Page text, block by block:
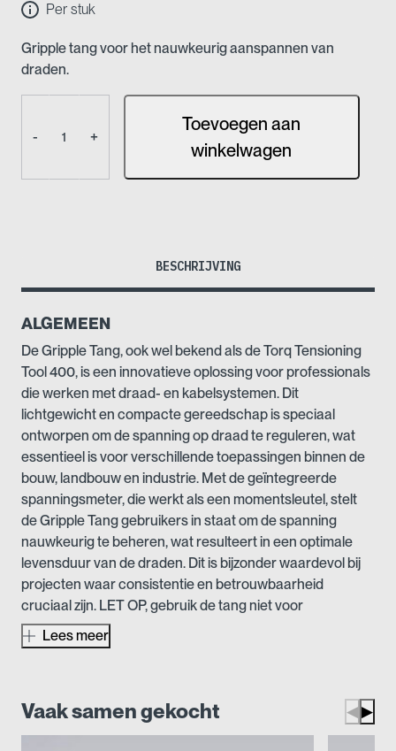
Per stuk
Gripple tang voor het nauwkeurig aanspannen van
draden.
- +
Toevoegen aan
winkelwagen
BESCHRIJVING
ALGEMEEN
De Gripple Tang, ook wel bekend als de Torq Tensioning
Tool 400, is een innovatieve oplossing voor professionals
die werken met draad- en kabelsystemen. Dit
lichtgewicht en compacte gereedschap is speciaal
ontworpen om de spanning op draad te reguleren, wat
essentieel is voor verschillende toepassingen binnen de
bouw, landbouw en industrie. Met de geïntegreerde
spanningsmeter, die werkt als een momentsleutel, stelt
de Gripple Tang gebruikers in staat om de spanning
nauwkeurig te beheren, wat resulteert in een optimale
levensduur van de draden. Dit is bijzonder waardevol bij
projecten waar consistentie en betrouwbaarheid
cruciaal zijn. LET OP, gebruik de tang niet voor
gewasdraden, deze moeten juist de doorhang behouden
tussen de spanten. Aanspannen van gewasdraden is uit
Gemaakt van hoogwaardige materialen, is de Gripple
Tang niet alleen duurzaam, maar ook bestand tegen
Lees meer
Vaak samen gekocht ◀ ▶